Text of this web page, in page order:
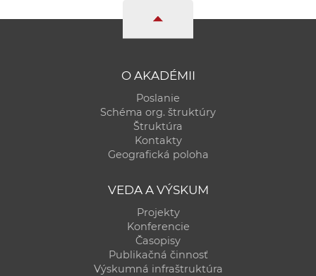
O AKADÉMII
Poslanie
Schéma org. štruktúry
Štruktúra
Kontakty
Geografická poloha
VEDA A VÝSKUM
Projekty
Konferencie
Časopisy
Publikačná činnosť
Výskumná infraštruktúra